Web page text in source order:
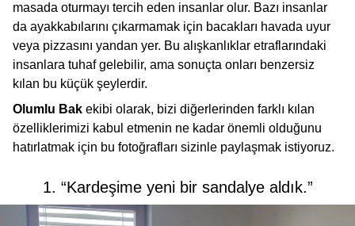
masada oturmayı tercih eden insanlar olur. Bazı insanlar
da ayakkabılarını çıkarmamak için bacakları havada uyur
veya pizzasını yandan yer. Bu alışkanlıklar etraflarındaki
insanlara tuhaf gelebilir, ama sonuçta onları benzersiz
kılan bu küçük şeylerdir.
Olumlu Bak ekibi olarak, bizi diğerlerinden farklı kılan
özelliklerimizi kabul etmenin ne kadar önemli olduğunu
hatırlatmak için bu fotoğrafları sizinle paylaşmak istiyoruz.
1. “Kardeşime yeni bir sandalye aldık.”